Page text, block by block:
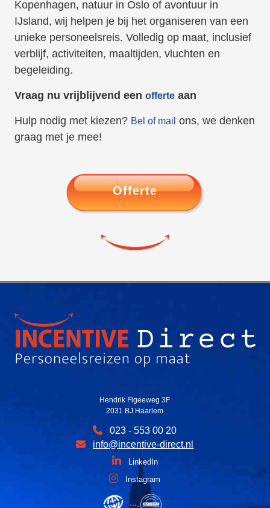
Kopenhagen, natuur in Oslo of avontuur in
IJsland, wij helpen je bij het organiseren van een
unieke personeelsreis. Volledig op maat, inclusief
verblijf, activiteiten, maaltijden, vluchten en
begeleiding.
Vraag nu vrijblijvend een offerteaan
Hulp nodig met kiezen? Bel of mail ons, we denken
graag met je mee!
Offerte
Hendrik Figeeweg 3F
2031 BJ Haarlem
023 - 553 00 20
info@incentive-direct.nl
LinkedIn
Instagram